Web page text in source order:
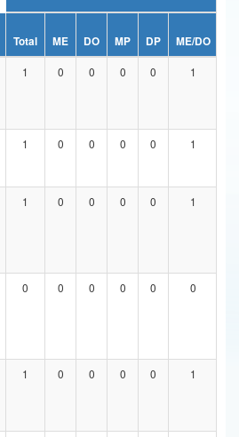
e Comunicações
Direitos Humanos
Total ME DO MP DP ME/DO
1 0 0 0 0 1
1 0 0 0 0 1
1 0 0 0 0 1
0 0 0 0 0 0
1 0 0 0 0 1